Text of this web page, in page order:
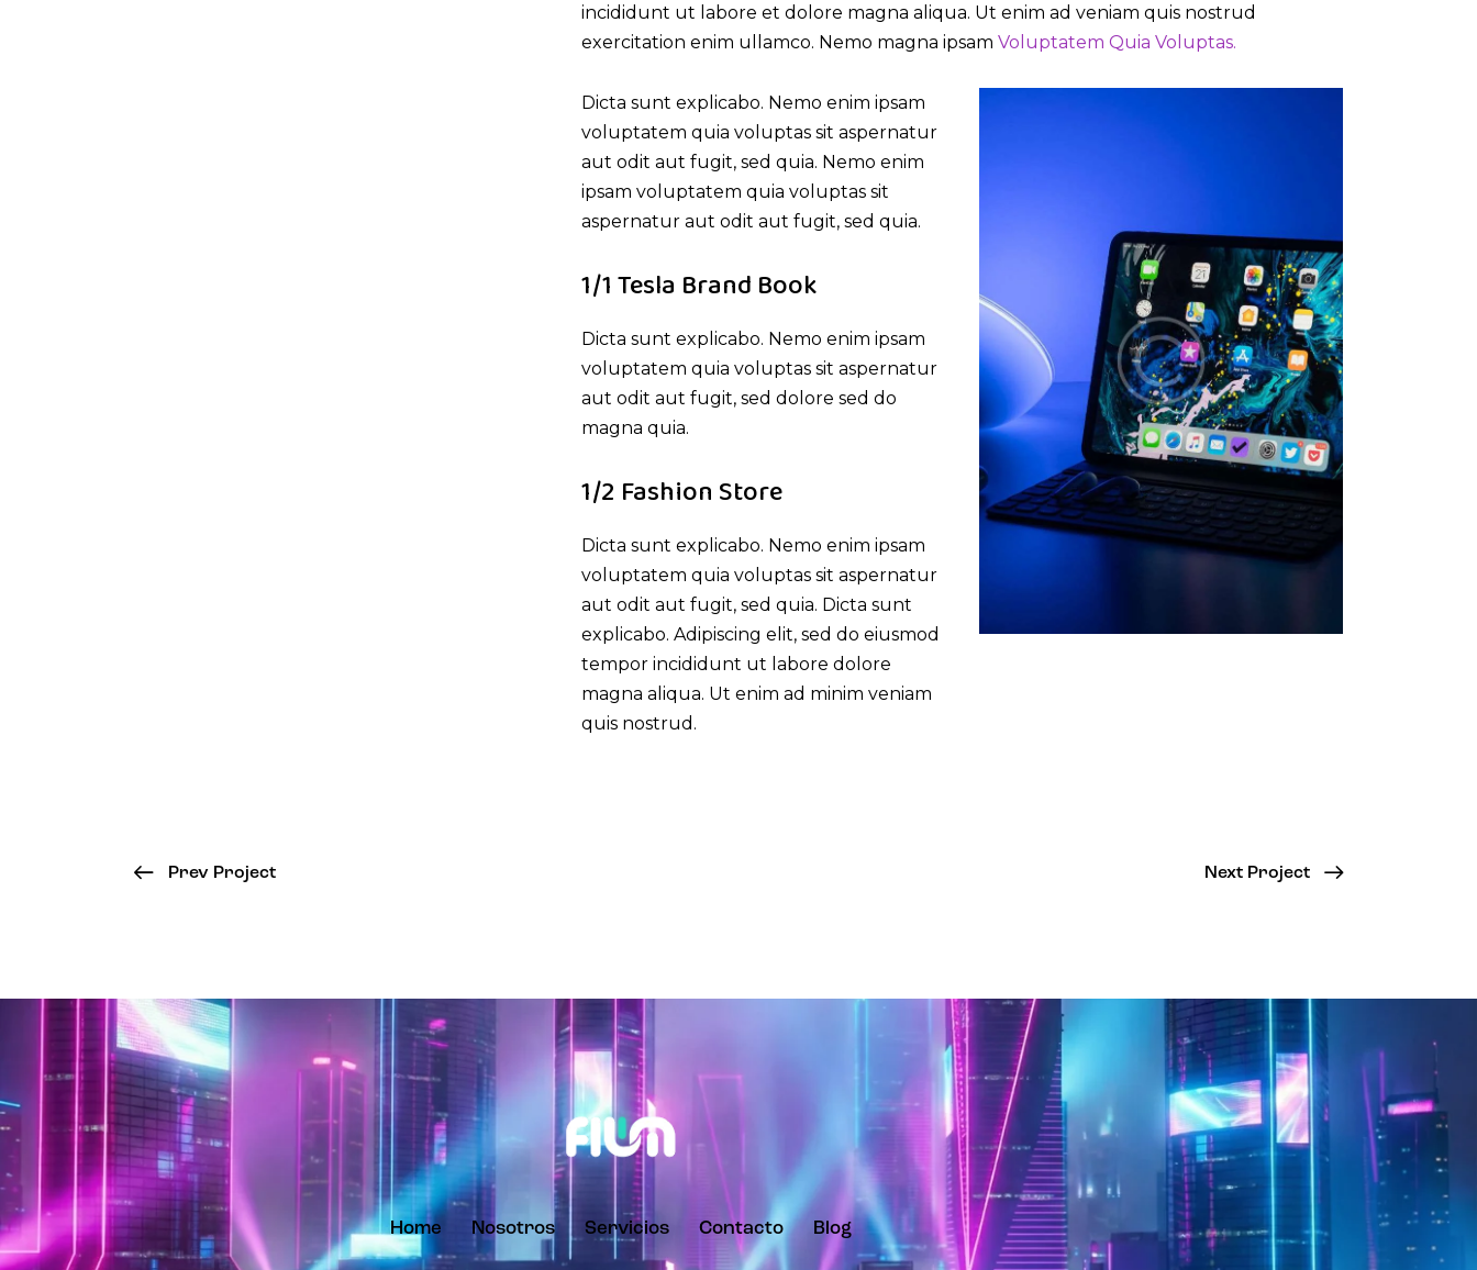
incididunt ut labore et dolore magna aliqua. Ut enim ad veniam quis nostrud
exercitation enim ullamco. Nemo magna ipsam Voluptatem Quia Voluptas.
Dicta sunt explicabo. Nemo enim ipsam
voluptatem quia voluptas sit aspernatur
aut odit aut fugit, sed quia. Nemo enim
ipsam voluptatem quia voluptas sit
aspernatur aut odit aut fugit, sed quia.
1/1 Tesla Brand Book
Dicta sunt explicabo. Nemo enim ipsam
voluptatem quia voluptas sit aspernatur
aut odit aut fugit, sed dolore sed do
magna quia.
1/2 Fashion Store
Dicta sunt explicabo. Nemo enim ipsam
voluptatem quia voluptas sit aspernatur
aut odit aut fugit, sed quia. Dicta sunt
explicabo. Adipiscing elit, sed do eiusmod
tempor incididunt ut labore dolore
magna aliqua. Ut enim ad minim veniam
quis nostrud.
Prev Project Next Project
Home Nosotros Servicios Contacto Blog